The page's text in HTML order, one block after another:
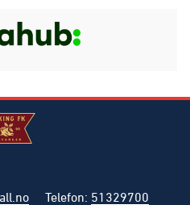
Telefon: 51329700